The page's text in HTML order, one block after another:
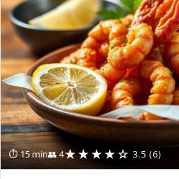
⏱ 15 min👥 4★★★★☆ 3.5 (6)